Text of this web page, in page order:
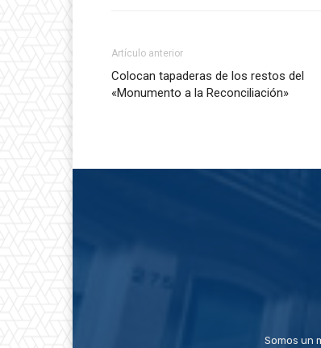
Artículo anterior
Colocan tapaderas de los restos del
«Monumento a la Reconciliación»
Somos un